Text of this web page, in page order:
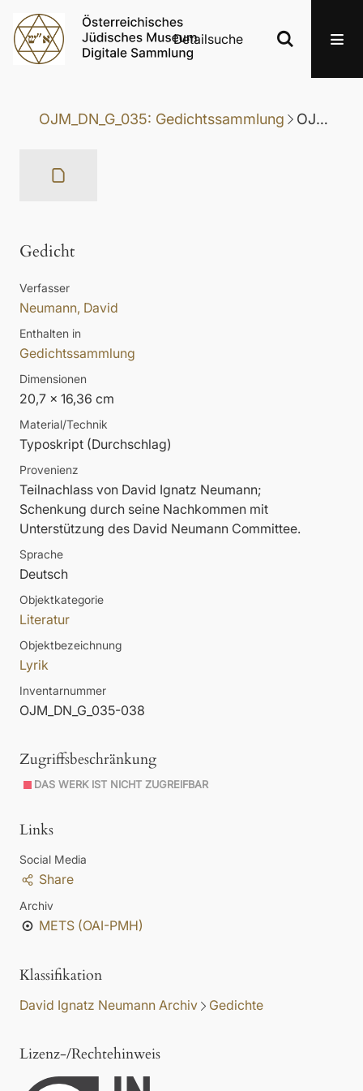
Detailsuche
OJM_DN_G_035: Gedichtssammlung OJM_DN_G_035-038: Gedicht
Gedicht
Verfasser
Neumann, David
Enthalten in
Gedichtssammlung
Dimensionen
20,7 x 16,36 cm
Material/Technik
Typoskript (Durchschlag)
Provenienz
Teilnachlass von David Ignatz Neumann;
Schenkung durch seine Nachkommen mit
Unterstützung des David Neumann Committee.
Sprache
Deutsch
Objektkategorie
Literatur
Objektbezeichnung
Lyrik
Inventarnummer
OJM_DN_G_035-038
Zugriffsbeschränkung
DAS WERK IST NICHT ZUGREIFBAR
Links
Social Media
Share
Archiv
METS (OAI-PMH)
Klassifikation
David Ignatz Neumann Archiv Gedichte
Lizenz-/Rechtehinweis